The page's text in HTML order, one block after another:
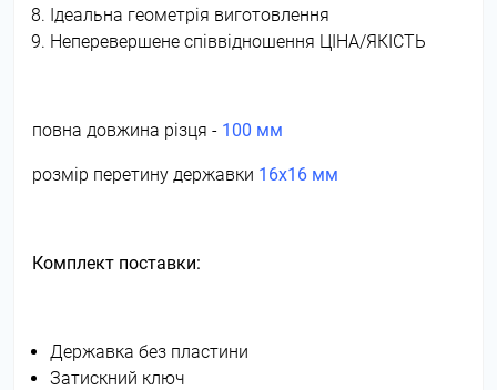
Ідеальна геометрія виготовлення
Неперевершене співвідношення ЦІНА/ЯКІСТЬ
повна довжина різця - 100 мм
розмір перетину державки 16х16 мм
Комплект поставки:
Державка без пластини
Затискний ключ